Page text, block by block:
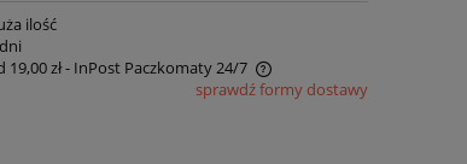
ilość
19,00 zł- InPost Paczkomaty 24/7
sprawdź formy dostawy